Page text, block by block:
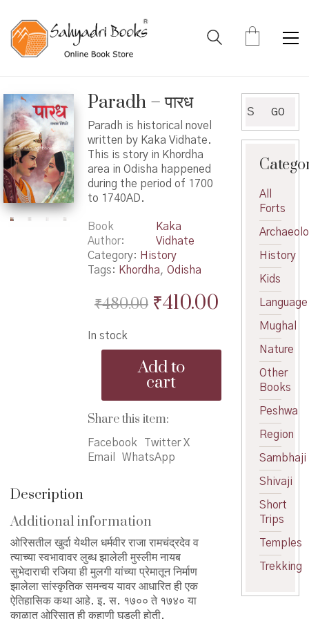
Paradh – पारध
Paradh is historical novel
written by Kaka Vidhate.
This is story in Khordha
area in Odisha happened
during the period of 1700
to 1740AD.
Book
Author
Kaka
Vidhate
Category: History
Tags: Khordha, Odisha
₹480.00 Original
was:
₹480.00.
₹410.00Current
is:
₹410.00.
In stock
quantity
Add to
cart
Share this item:
Facebook
Twitter X
Email
WhatsApp
Description
Additional information
ओरिसतील खुर्दा येथील धर्मवीर राजा रामचंद्रदेव व
त्याच्या स्वभावावर लुब्ध झालेली मुस्लीम नायब
सुभेदाराची रजिया ही मुलगी यांच्या प्रेमातून निर्माण
झालेला सांस्कृतिक समन्वय यावर आधारित ही एक
ऐतिहासिक कथा आहे. इ. स. १७०० ते १७४० या
काळात ओरिसात ही कहाणी घडली होती.
for:
GO
All
Forts
History
Kids
Language
Mughal
Nature
Other
Books
Peshwa
Region
Sambhaji
Shivaji
Short
Trips
Temples
Trekking